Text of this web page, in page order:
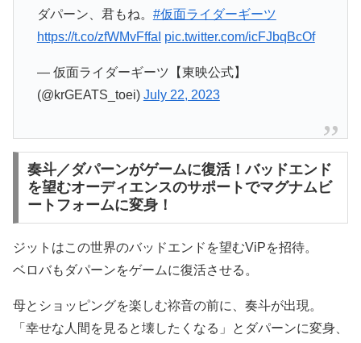
ダパーン、君もね。 #仮面ライダーギーツ
https://t.co/zfWMvFffaI pic.twitter.com/icFJbqBcOf
— 仮面ライダーギーツ【東映公式】
(@krGEATS_toei) July 22, 2023
奏斗／ダパーンがゲームに復活！バッドエンド
を望むオーディエンスのサポートでマグナムビ
ートフォームに変身！
ジットはこの世界のバッドエンドを望むViPを招待。
ベロバもダパーンをゲームに復活させる。
母とショッピングを楽しむ祢音の前に、奏斗が出現。
「幸せな人間を見ると壊したくなる」とダパーンに変身、